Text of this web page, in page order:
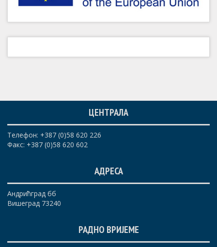
ЦЕНТРАЛА
Телефон: +387 (0)58 620 226
Факс: +387 (0)58 620 602
АДРЕСА
Андрићград бб
Вишеград 73240
РАДНО ВРИЈЕМЕ